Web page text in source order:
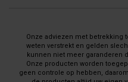
Onze adviezen met betrekking
weten verstrekt en gelden
kunnen niet meer garanderen
Onze producten worden
geen controle op hebben,